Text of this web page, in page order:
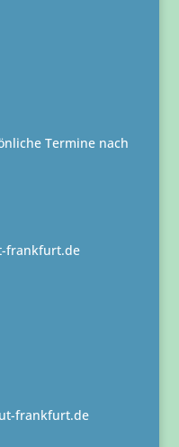
Termine nach
frankfurt.de
frankfurt.de